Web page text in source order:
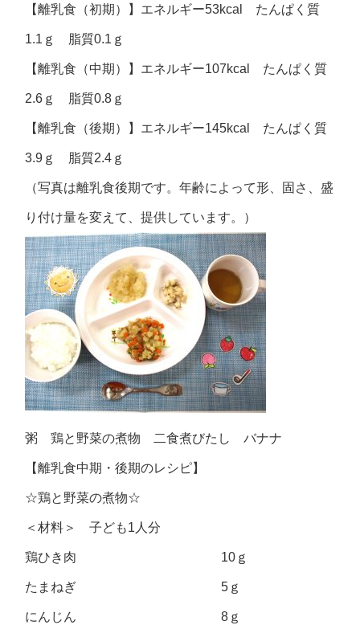
【離乳食（初期）】エネルギー53kcal たんぱく質
1.1ｇ 脂質0.1ｇ
【離乳食（中期）】エネルギー107kcal たんぱく質
2.6ｇ 脂質0.8ｇ
【離乳食（後期）】エネルギー145kcal たんぱく質
3.9ｇ 脂質2.4ｇ
（写真は離乳食後期です。年齢によって形、固さ、盛
り付け量を変えて、提供しています。）
粥 鶏と野菜の煮物 二食煮びたし バナナ
【離乳食中期・後期のレシピ】
☆鶏と野菜の煮物☆
＜材料＞ 子ども1人分
鶏ひき肉 10ｇ
たまねぎ 5ｇ
にんじん 8ｇ